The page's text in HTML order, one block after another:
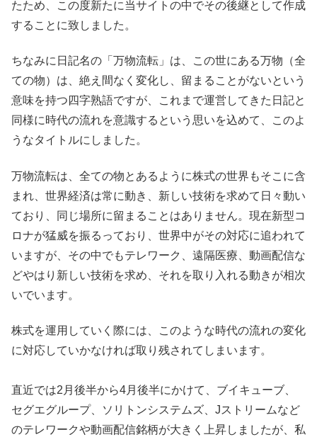
たため、この度新たに当サイトの中でその後継として作成
することに致しました。
ちなみに日記名の「万物流転」は、この世にある万物（全
ての物）は、絶え間なく変化し、留まることがないという
意味を持つ四字熟語ですが、これまで運営してきた日記と
同様に時代の流れを意識するという思いを込めて、このよ
うなタイトルにしました。
万物流転は、全ての物とあるように株式の世界もそこに含
まれ、世界経済は常に動き、新しい技術を求めて日々動い
ており、同じ場所に留まることはありません。現在新型コ
ロナが猛威を振るっており、世界中がその対応に追われて
いますが、その中でもテレワーク、遠隔医療、動画配信な
どやはり新しい技術を求め、それを取り入れる動きが相次
いでいます。
株式を運用していく際には、このような時代の流れの変化
に対応していかなければ取り残されてしまいます。
直近では2月後半から4月後半にかけて、ブイキューブ、
セグエグループ、ソリトンシステムズ、Jストリームなど
のテレワークや動画配信銘柄が大きく上昇しましたが、私